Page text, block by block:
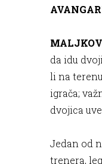
da idu
li na
igrača;
dvojica
Jedan od
trenera,